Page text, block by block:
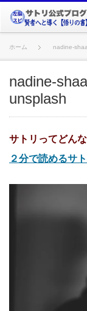
ホーム nadine-
nadine-
unsplash
サトリってどん
２分で読めるサ